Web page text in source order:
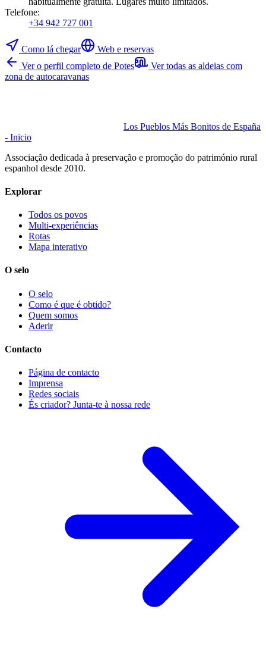
Telefone:
+34 942 727 001
Como lá chegar
Web e reservas
Ver o perfil completo de Potes
Ver todas as aldeias com
zona de autocaravanas
Los Pueblos Más Bonitos de España
- Inicio
Associação dedicada à preservação e promoção do património rural
espanhol desde 2010.
Explorar
Todos os povos
Multi-experiências
Rotas
Mapa interativo
O selo
O selo
Como é que é obtido?
Quem somos
Aderir
Contacto
Página de contacto
Imprensa
Redes sociais
És criador? Junta-te à nossa rede